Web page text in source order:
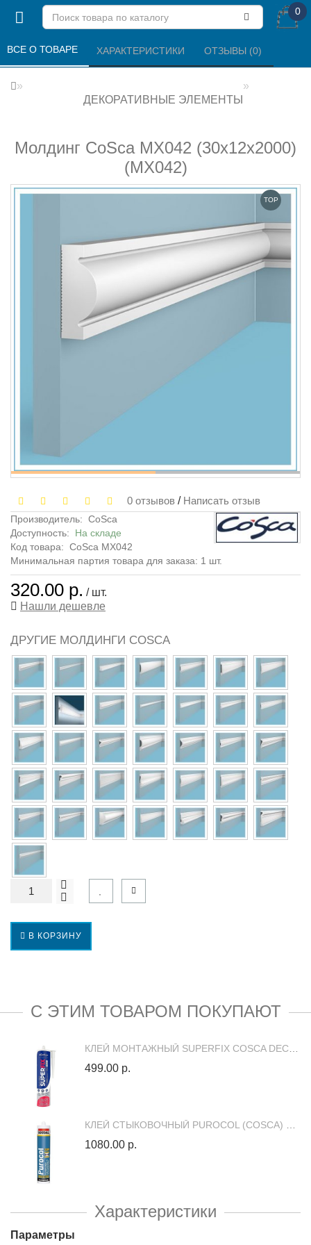
0
ДЕКОРАТИВНЫЕ ЭЛЕМЕНТЫ
Молдинг CoSca MX042 (30х12х2000)
(МХ042)
ВСЕ О ТОВАРЕ ХАРАКТЕРИСТИКИ ОТЗЫВЫ (0)
TOP
0 отзывов / Написать отзыв
Производитель: CoSca
Доступность: На складе
Код товара: CoSca MX042
Минимальная партия товара для заказа: 1 шт.
320.00 р. / шт.
Нашли дешевле
ДРУГИЕ МОЛДИНГИ COSCA
В КОРЗИНУ
С ЭТИМ ТОВАРОМ ПОКУПАЮТ
499.00 р.
1080.00 р.
Характеристики
Параметры